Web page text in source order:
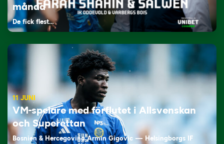
månad
De fick flest…
11 JUNI
VM-spelare med förflutet i Allsvenskan
och Superettan
Bosnien & Hercegovina Armin Gigovic — Helsingborgs IF